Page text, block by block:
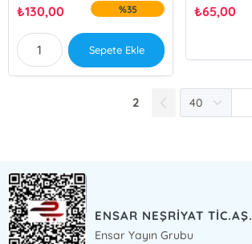
₺130,00 %35
Sepete Ekle
₺65,00
2
ENSAR NEŞRİYAT TİC.AŞ.
Ensar Yayın Grubu